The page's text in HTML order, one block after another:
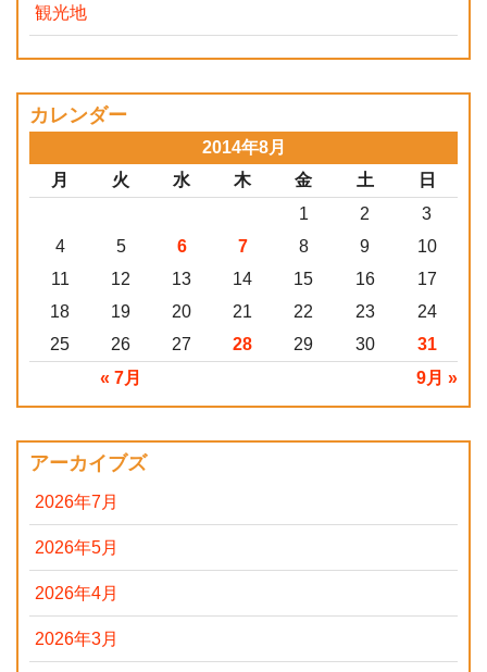
観光地
カレンダー
2014年8月
月
火 水 木 金 土 日
« 7月 9月 »
1 2
3
4
5 6 7 8 9
10
11
12 13 14 15 16
17
18
19 20 21 22 23
24
25
26 27 28 29 30 31
アーカイブズ
2026年7月
2026年5月
2026年4月
2026年3月